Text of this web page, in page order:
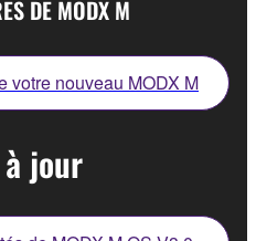
DE MODX M
votre nouveau MODX M
jour